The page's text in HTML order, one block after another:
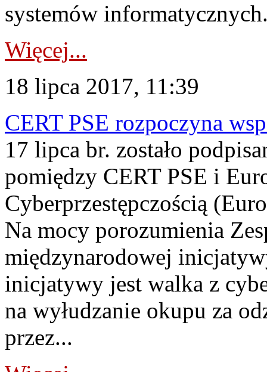
systemów
Więcej...
18 lipca 2017, 11:39
CERT PSE rozpoczyna
17 lipca br. zostało
pomiędzy CERT PSE i
Cyberprzestępczością
Na mocy porozumienia
międzynarodowej
inicjatywy jest walka z
na wyłudzanie okupu za
przez...